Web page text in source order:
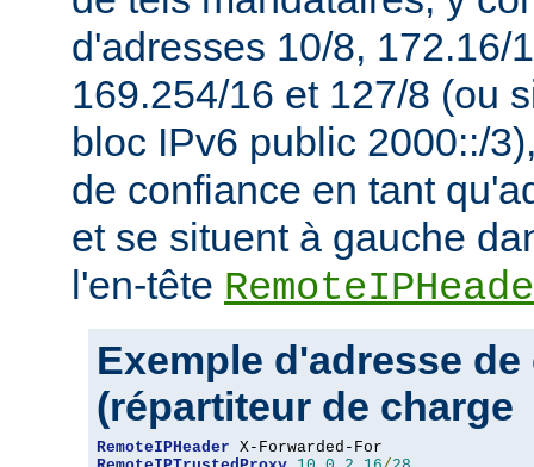
d'adresses 10/8, 172.16/
169.254/16 et 127/8 (ou
bloc IPv6 public 2000::/
de confiance en tant
et se situent à gauche
l'en-tête
Exemple d'adresse
(répartiteur de charge
RemoteIPHeader